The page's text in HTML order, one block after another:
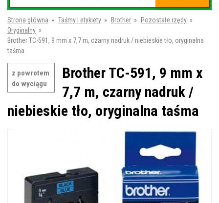
Strona główna » Taśmy i etykiety » Brother » Pozostałe rzędy »
Oryginalny »
Brother TC-591, 9 mm x 7,7 m, czarny nadruk / niebieskie tło, oryginalna
taśma
z powrotem
do wyciągu
Brother TC-591, 9 mm x
7,7 m, czarny nadruk /
niebieskie tło, oryginalna taśma